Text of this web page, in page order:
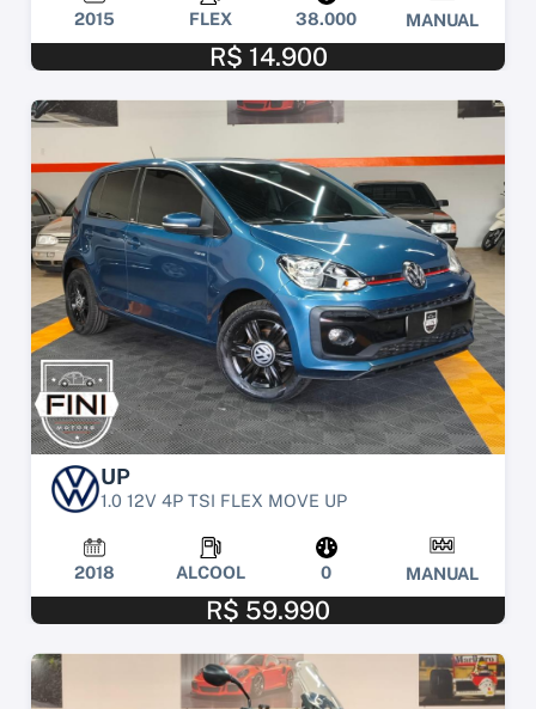
2015 FLEX 38.000 MANUAL
R$ 14.900
UP
1.0 12V 4P TSI FLEX MOVE UP
2018 ALCOOL 0 MANUAL
R$ 59.990